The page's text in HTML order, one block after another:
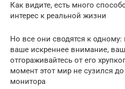
Как видите, есть много
интерес к реальной жизни
Но все они сводятся к
ваше искреннее внимание,
отгораживайтесь от его
момент этот мир не сузился
монитора